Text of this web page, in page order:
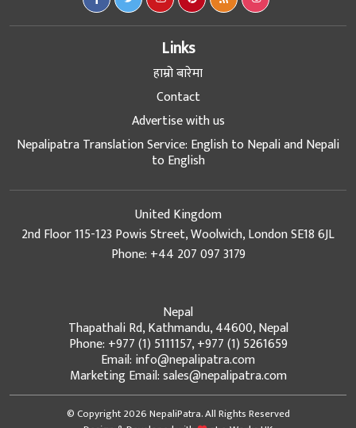
Links
हाम्रो बारेमा
Contact
Advertise with us
Nepalipatra Translation Service: English to Nepali and Nepali
to English
United Kingdom
2nd Floor 115-123 Powis Street, Woolwich, London SE18 6JL
Phone: +44 207 097 3179
Nepal
Thapathali Rd, Kathmandu, 44600, Nepal
Phone: +977 (1) 5111157, +977 (1) 5261659
Email: info@nepalipatra.com
Marketing Email: sales@nepalipatra.com
© Copyright 2026 NepaliPatra. All Rights Reserved